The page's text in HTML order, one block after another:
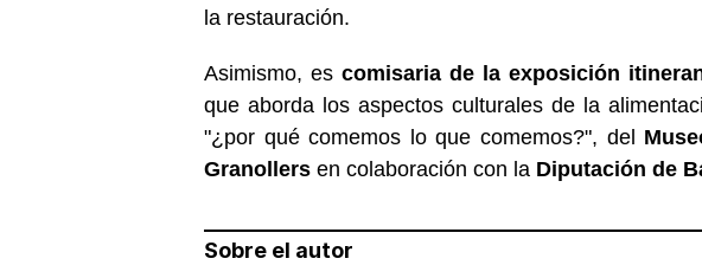
la restauración.
Asimismo, escomisaria de la exposición
que aborda los aspectos culturales de la
"¿por qué comemos lo que comemos?", del
Granollers en colaboración con la Diputación de
Sobre el autor